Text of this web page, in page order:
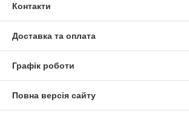
Контакти
Доставка та оплата
Графік роботи
Повна версія сайту